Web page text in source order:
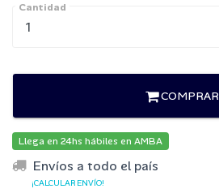
Cantidad
COMPRAR
Llega en 24hs hábiles en AMBA
Envíos a todo el país
¡CALCULAR ENVÍO!